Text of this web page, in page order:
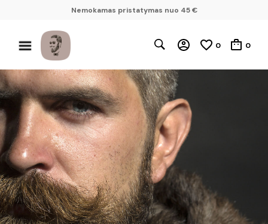
Nemokamas pristatymas nuo 45 €
0 0